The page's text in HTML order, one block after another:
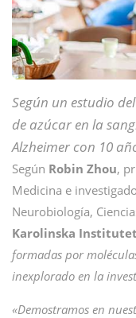
Según un estudio
de azúcar en la
Alzheimer con 10
Según Robin Zhou,
Medicina e
Neurobiología,
Karolinska Institutet
formadas por
inexplorado en la
«Demostramos en